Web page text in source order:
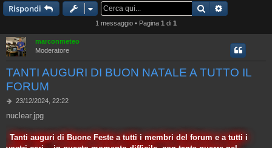
Rispondi Cerca
1 messaggio • Pagina 1 di 1
marconmeteo
Moderatore
TANTI AUGURI DI BUON NATALE A TUTTO IL
FORUM
M
s
a
g
23/12/2024, 22:22
nuclear.jpg
Tanti auguri di Buone Feste a tutti i membri del forum e a tutti i